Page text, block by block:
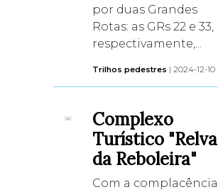
por duas Grandes
Rotas: as GRs 22 e 33,
respectivamente,...
Trilhos pedestres | 2024-12-10
Complexo
Turístico "Relva
da Reboleira"
Com a complacência